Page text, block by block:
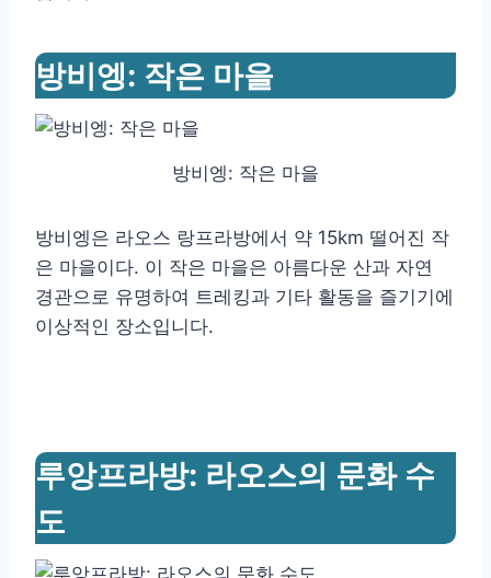
방비엥: 작은 마을
방비엥: 작은 마을
방비엥은 라오스 랑프라방에서 약 15km 떨어진 작
은 마을이다. 이 작은 마을은 아름다운 산과 자연
경관으로 유명하여 트레킹과 기타 활동을 즐기기에
이상적인 장소입니다.
루앙프라방: 라오스의 문화 수
도